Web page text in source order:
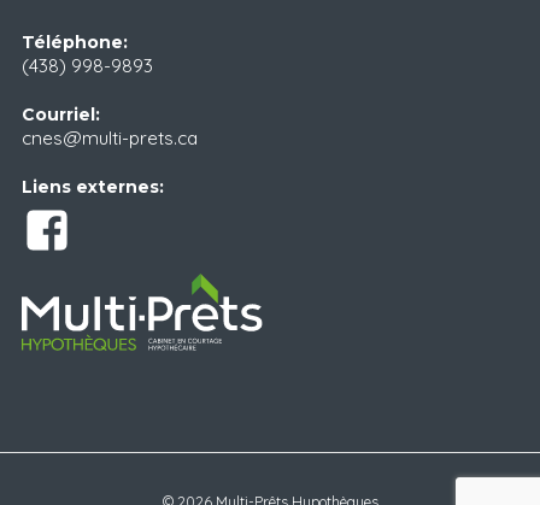
Téléphone:
(438) 998-9893
Courriel:
cnes@multi-prets.ca
Liens externes: